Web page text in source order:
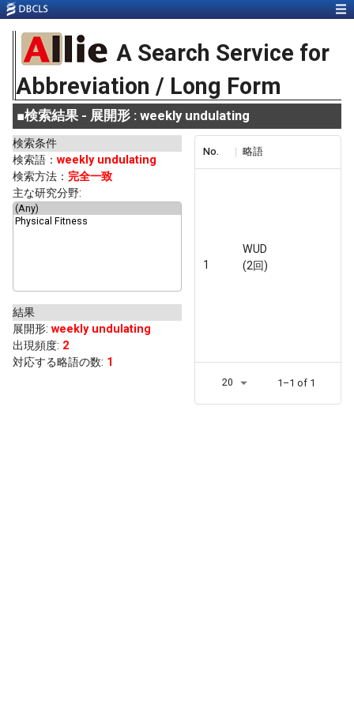
A Search Service for
Abbreviation / Long Form
■検索結果 - 展開形 : weekly undulating
検索条件
検索語： weekly undulating
検索方法： 完全一致
主な研究分野:
結果
展開形: weekly undulating
出現頻度: 2
対応する略語の数: 1
No. 略語
1
WUD
(2回)
20 1–1 of 1